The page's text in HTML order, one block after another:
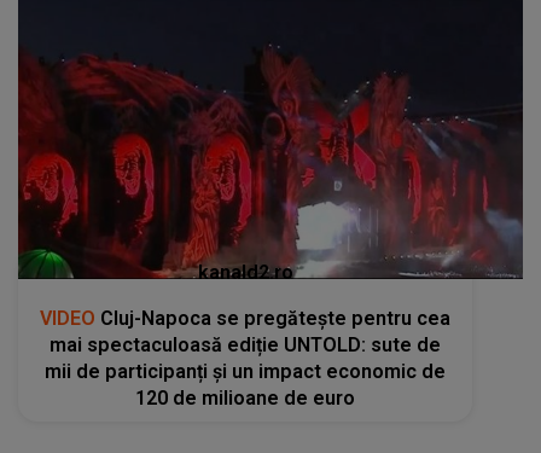
kanald2.ro
VIDEO Cluj-Napoca se pregătește pentru cea
mai spectaculoasă ediție UNTOLD: sute de
mii de participanți și un impact economic de
120 de milioane de euro